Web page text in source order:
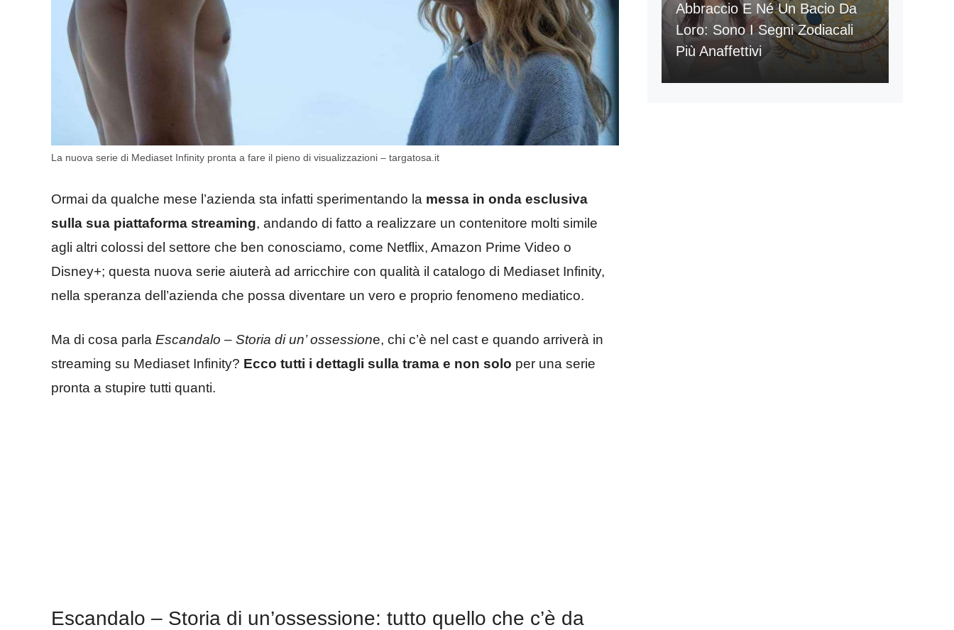
La nuova serie di Mediaset Infinity pronta a fare il pieno di visualizzazioni – targatosa.it
Ormai da qualche mese l’azienda sta infatti sperimentando la messa in onda esclusiva
sulla sua piattaforma streaming, andando di fatto a realizzare un contenitore molti simile
agli altri colossi del settore che ben conosciamo, come Netflix, Amazon Prime Video o
Disney+; questa nuova serie aiuterà ad arricchire con qualità il catalogo di Mediaset Infinity,
nella speranza dell’azienda che possa diventare un vero e proprio fenomeno mediatico.
Ma di cosa parla Escandalo – Storia di un’ ossessione, chi c’è nel cast e quando arriverà in
streaming su Mediaset Infinity? Ecco tutti i dettagli sulla trama e non solo per una serie
pronta a stupire tutti quanti.
Escandalo – Storia di un’ossessione: tutto quello che c’è da
Abbraccio E Né Un Bacio Da
Loro: Sono I Segni Zodiacali
Più Anaffettivi